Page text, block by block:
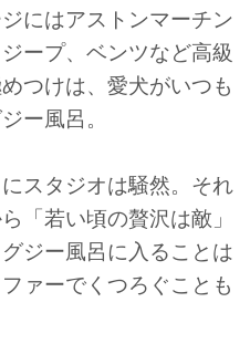
にはアストンマーチン
ープ、ベンツなど高級
つけは、愛犬がいつも
ー風呂。
スタジオは騒然。それ
「若い頃の贅沢は敵」
ジー風呂に入ることは
ァーでくつろぐことも